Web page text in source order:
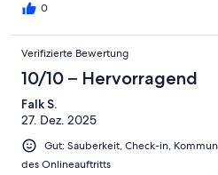
0
Verifizierte Bewertung
10/10 – Hervorragend
Falk S.
27. Dez. 2025
Gut: Sauberkeit, Check-in,
des Onlineauftritts